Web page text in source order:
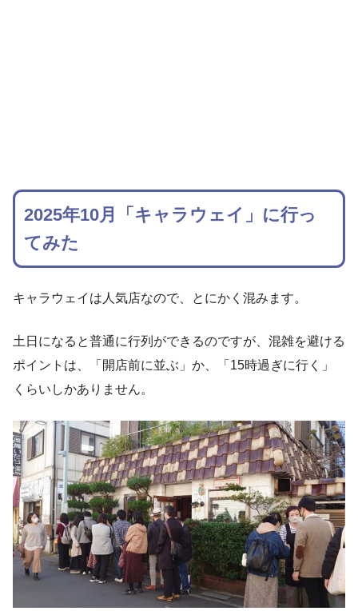
2025年10月「キャラウェイ」に行っ
てみた
キャラウェイは人気店なので、とにかく混みます。
土日になると普通に行列ができるのですが、混雑を避ける
ポイントは、「開店前に並ぶ」か、「15時過ぎに行く」
くらいしかありません。